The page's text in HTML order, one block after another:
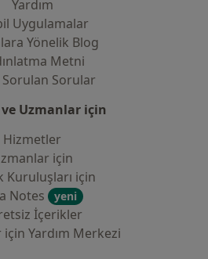
Yardım
Uygulamalar
Yönelik Blog
Metni
Sorulan Sorular
Uzmanlar için
Hizmetler
için
Kuruluşları için
Notes
yeni
İçerikler
Yardım Merkezi